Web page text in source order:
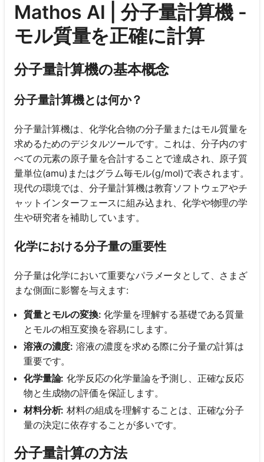
Mathos AI | 分子量計算機 -
モル質量を正確に計算
分子量計算機の基本概念
分子量計算機とは何か？
分子量計算機は、化学化合物の分子量またはモル質量を
求めるためのデジタルツールです。これは、分子内のす
べての元素の原子量を合計することで達成され、原子質
量単位(amu)またはグラム毎モル(g/mol)で表されます。
現代の環境では、分子量計算機は教育ソフトウェアやチ
ャットインターフェースに組み込まれ、化学や物理の学
生や研究者を補助しています。
化学における分子量の重要性
分子量は化学において重要なパラメータとして、さまざ
まな側面に影響を与えます:
質量とモルの変換: 化学量を理解する基礎である質量
とモルの相互変換を容易にします。
溶液の濃度: 溶液の濃度を求める際に分子量の計算は
重要です。
化学量論: 化学反応の化学量論を予測し、正確な反応
物と生成物の評価を保証します。
材料分析: 材料の組成を理解することは、正確な分子
量の決定に依存することが多いです。
分子量計算の方法